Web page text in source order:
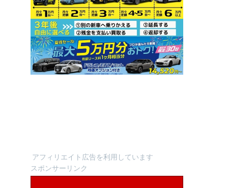
アフィリエイト広告を利用しています
スポンサーリンク